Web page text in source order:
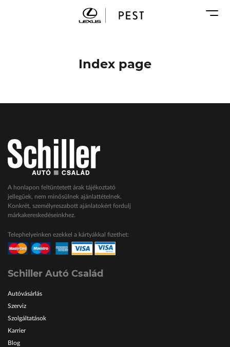
ŠKODA Schiller
Geely Schiller
Seat Schiller
Tesla Approved Body Shop
VW Haszonjárművek
VW Service Schiller
ŠKODA Schiller
Karosszéria Centrum
Index page
A honlapon feltüntetett árak tájékoztató
jellegűek, nem minősülnek ajánlattételnek.
Konkrét, személyreszabott ajánlatokért fordulj
márkakereskedéseinkhez.
Telephelyeinken ezekkel a kártyákkal fizethet:
Schiller Autó Család
Autóvásárlás
Szerviz
Szolgáltatások
Karrier
Blog